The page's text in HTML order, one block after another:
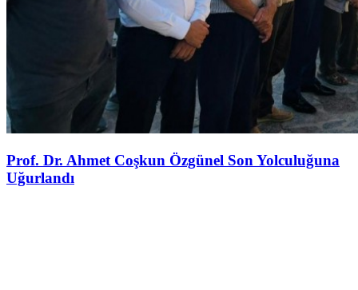
Prof. Dr. Ahmet Coşkun Özgünel Son Yolculuğuna
Uğurlandı